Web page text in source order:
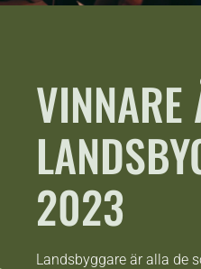
VINNARE
2023
Landsbyggare är alla de